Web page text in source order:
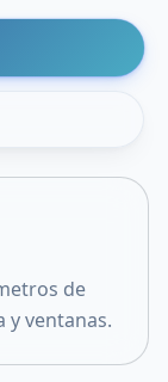
de
y ventanas.